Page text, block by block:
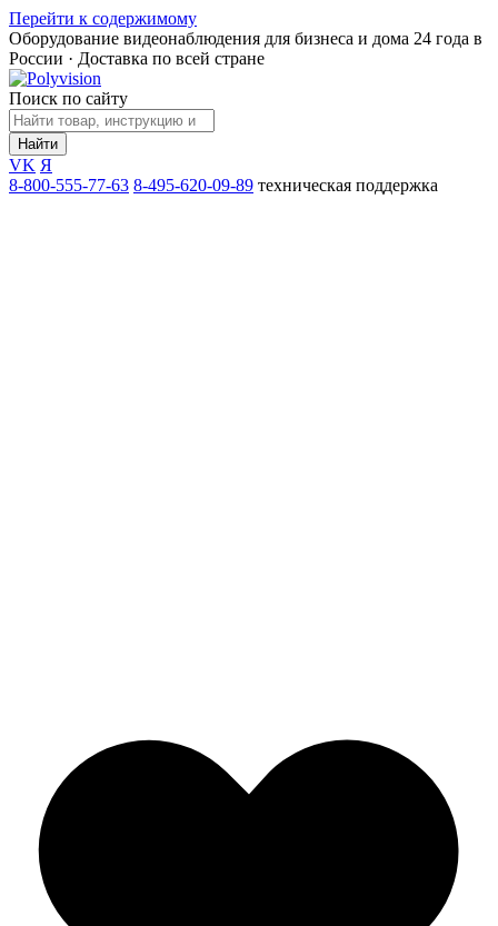
Перейти к содержимому
Оборудование видеонаблюдения для бизнеса и дома 24 года в
России · Доставка по всей стране
Поиск по сайту
Найти
VK Я
8-800-555-77-63 8-495-620-09-89 техническая поддержка